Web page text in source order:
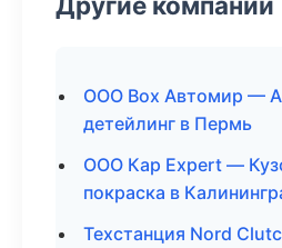
ООО Box Автомир —
детейлинг в Пермь
ООО Кар Expert —
покраска в
Техстанция Nord